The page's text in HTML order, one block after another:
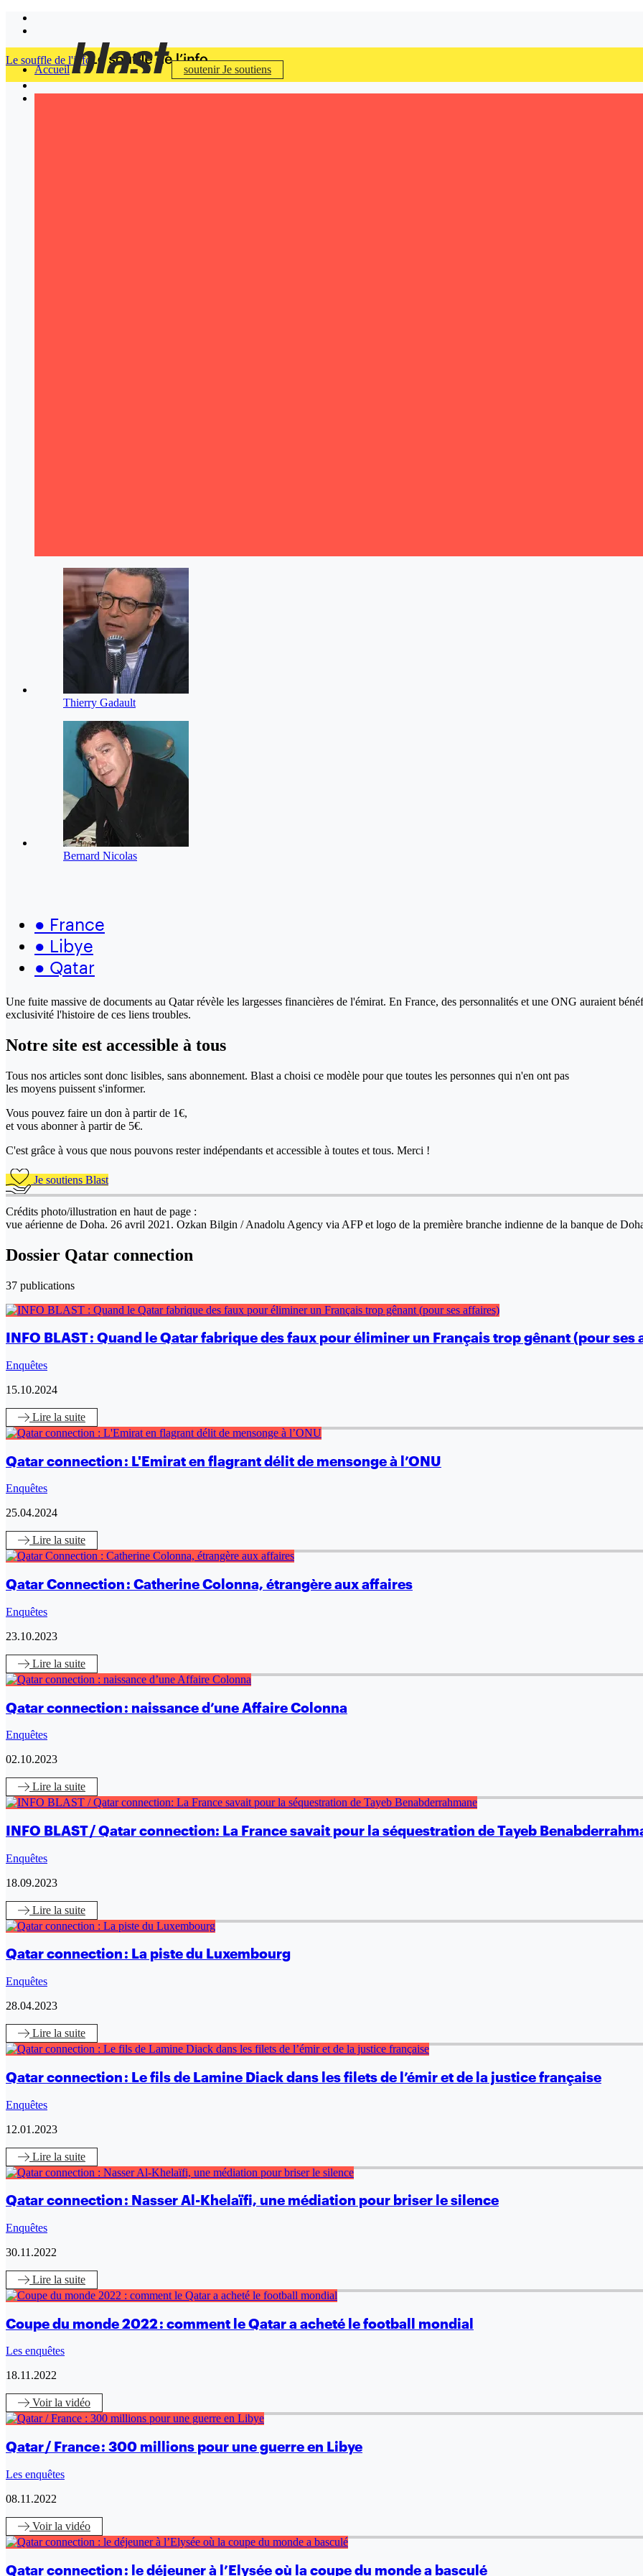
Accueil soutenirJe soutiens
Le souffle de l'info
Thierry Gadault
Bernard Nicolas
● France
● Libye
● Qatar
Une fuite massive de documents au Qatar révèle les largesses financières de l'émirat. En France, des personnalités et une ONG auraient
exclusivité l'histoire de ces liens troubles.
Notre site est accessible à tous
Tous nos articles sont donc lisibles, sans abonnement. Blast a choisi ce modèle pour que toutes les personnes qui n'en ont pas
les moyens puissent s'informer.
Vous pouvez faire un don à partir de 1€,
et vous abonner à partir de 5€.
C'est grâce à vous que nous pouvons rester indépendants et accessible à toutes et tous. Merci !
Je soutiens Blast
Crédits photo/illustration en haut de page :
vue aérienne de Doha. 26 avril 2021. Ozkan Bilgin / Anadolu Agency via AFP et logo de la première branche indienne de la banque de
Dossier Qatar connection
37 publications
INFO BLAST : Quand le Qatar fabrique des faux pour éliminer un Français trop gênant (pour ses
Enquêtes
15.10.2024
Lire la suite
Qatar connection : L'Emirat en flagrant délit de mensonge à l’ONU
Enquêtes
25.04.2024
Lire la suite
Qatar Connection : Catherine Colonna, étrangère aux affaires
Enquêtes
23.10.2023
Lire la suite
Qatar connection : naissance d’une Affaire Colonna
Enquêtes
02.10.2023
Lire la suite
INFO BLAST / Qatar connection: La France savait pour la séquestration de Tayeb
Enquêtes
18.09.2023
Lire la suite
Qatar connection : La piste du Luxembourg
Enquêtes
28.04.2023
Lire la suite
Qatar connection : Le fils de Lamine Diack dans les filets de l’émir et de la justice française
Enquêtes
12.01.2023
Lire la suite
Qatar connection : Nasser Al-Khelaïfi, une médiation pour briser le silence
Enquêtes
30.11.2022
Lire la suite
Coupe du monde 2022 : comment le Qatar a acheté le football mondial
Les enquêtes
18.11.2022
Voirla vidéo
Qatar / France : 300 millions pour une guerre en Libye
Les enquêtes
08.11.2022
Voirla vidéo
Qatar connection : le déjeuner à l’Elysée où la coupe du monde a basculé